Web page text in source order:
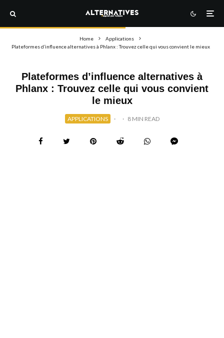
Home
Applications
Plateformes d’influence alternatives à Phlanx : Trouvez celle qui vous convient le mieux
Plateformes d’influence alternatives à
Phlanx : Trouvez celle qui vous convient
le mieux
APPLICATIONS · · 8 MIN READ